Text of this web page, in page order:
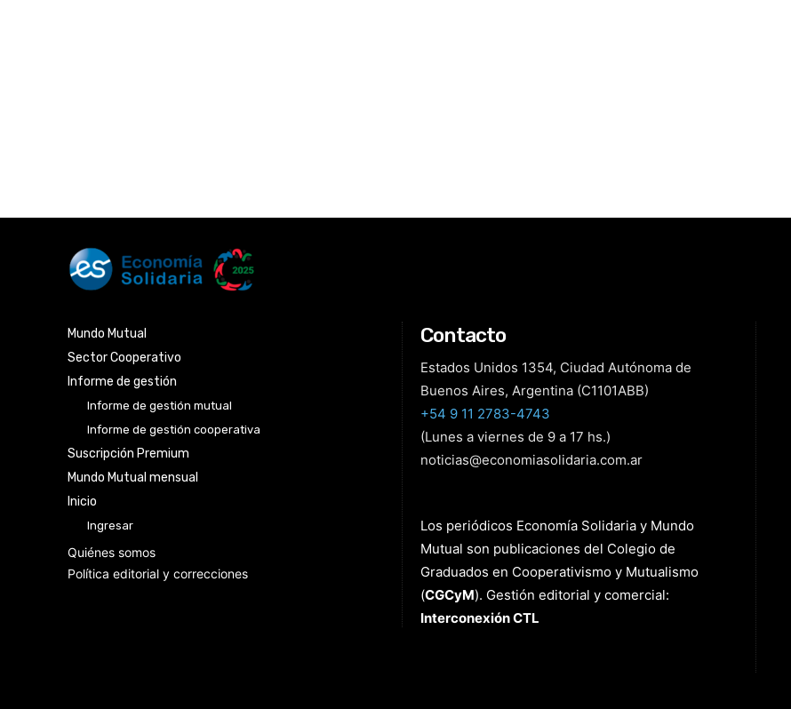
Mundo Mutual
Sector Cooperativo
Informe de gestión
Informe de gestión mutual
Informe de gestión cooperativa
Suscripción Premium
Mundo Mutual mensual
Inicio
Ingresar
Quiénes somos
Política editorial y correcciones
Contacto
Estados Unidos 1354, Ciudad Autónoma de
Buenos Aires, Argentina (C1101ABB)
+54 9 11 2783-4743
(Lunes a viernes de 9 a 17 hs.)
noticias@economiasolidaria.com.ar
Los periódicos Economía Solidaria y Mundo
Mutual son publicaciones del Colegio de
Graduados en Cooperativismo y Mutualismo
(CGCyM). Gestión editorial y comercial:
Interconexión CTL